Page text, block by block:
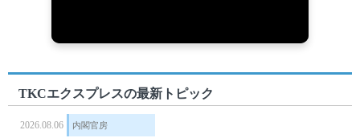
TKCエクスプレスの最新トピック
2026.08.06 内閣官房